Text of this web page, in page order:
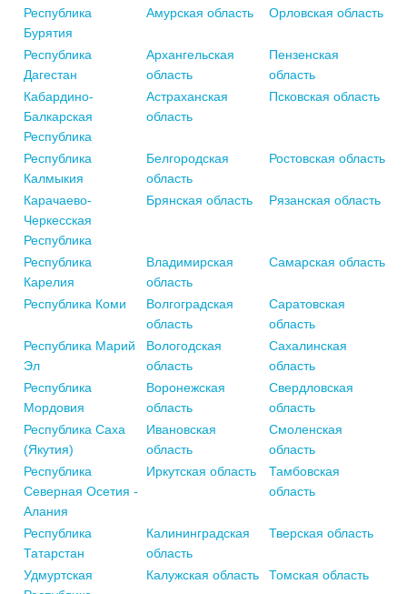
Республика
Бурятия
Амурская область Орловская область
Республика
Дагестан
Архангельская
область
Пензенская
область
Кабардино-
Балкарская
Республика
Астраханская
область
Псковская область
Республика
Калмыкия
Белгородская
область
Ростовская область
Карачаево-
Черкесская
Республика
Брянская область Рязанская область
Республика
Карелия
Владимирская
область
Самарская область
Республика Коми
Волгоградская
область
Саратовская
область
Республика Марий
Эл
Вологодская
область
Сахалинская
область
Республика
Мордовия
Воронежская
область
Свердловская
область
Республика Саха
(Якутия)
Ивановская
область
Смоленская
область
Республика
Северная Осетия -
Алания
Иркутская область
Тамбовская
область
Республика
Татарстан
Калининградская
область
Тверская область
Удмуртская
Калужская область Томская область